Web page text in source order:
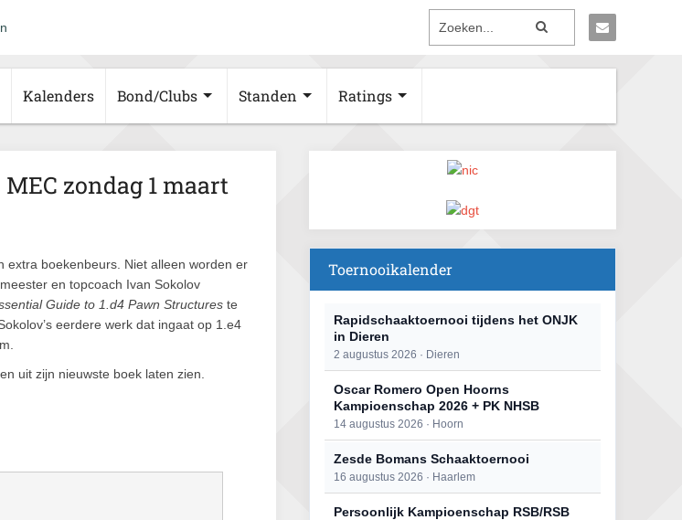
Kalenders Bond/Clubs Standen Ratings
zondag 1 maart
extra boekenbeurs. Niet alleen worden er
en topcoach Ivan Sokolov
Guide to 1.d4 Pawn Structures te
eerdere werk dat ingaat op 1.e4
uit zijn nieuwste boek laten zien.
Toernooikalender
Rapidschaaktoernooi tijdens het ONJK
in Dieren
2 augustus 2026 · Dieren
Oscar Romero Open Hoorns
Kampioenschap 2026 + PK NHSB
14 augustus 2026 · Hoorn
Zesde Bomans Schaaktoernooi
16 augustus 2026 · Haarlem
Persoonlijk Kampioenschap RSB/RSB